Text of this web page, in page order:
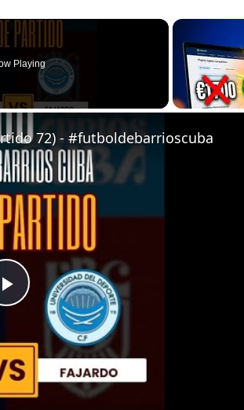
Playing
P
l
a
72) - #futboldebarrioscuba